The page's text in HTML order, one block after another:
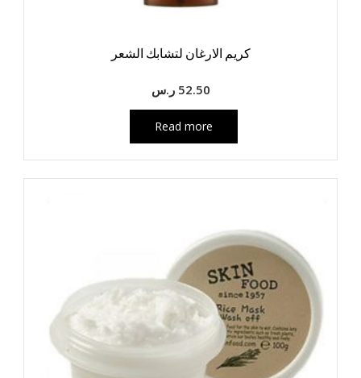
كريم الارغان لتشابك الشعر
52.50 ر.س
Read more